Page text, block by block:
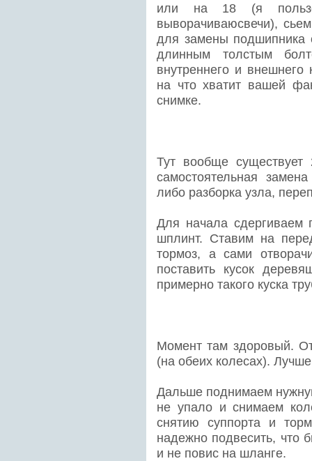
или на 18 (я
выворачиваюсвечи),
для замены подшипника
длинным толстым
внутреннего и
на что хватит вашей
снимке.
Тут вообще
самостоятельная
либо разборка узла,
Для начала сдергиваем
шплинт. Ставим на
тормоз, а сами
поставить кусок
примерно такого куска
Момент там здоровый.
(на обеих колесах).
Дальше поднимаем
не упало и снимаем
снятию суппорта и
надежно подвесить, что
и не повис на шланге.